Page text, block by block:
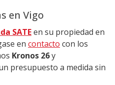
en Vigo
SATEen su propiedad en
en contacto con los
Kronos 26y
presupuesto a medida sin